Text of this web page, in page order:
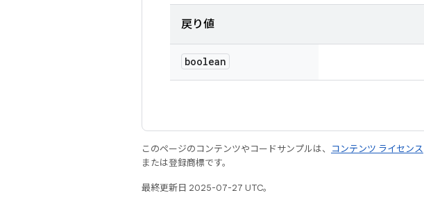
戻り値
boolean
このページのコンテンツやコードサンプルは、 コンテンツ ライセンス
または登録商標です。
最終更新日 2025-07-27 UTC。